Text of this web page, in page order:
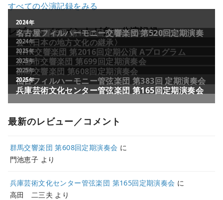
すべての公演記録をみる
レビュー／コメントが多い公演記録
最新のレビュー／コメント
群馬交響楽団 第608回定期演奏会 に
門池恵子 より
兵庫芸術文化センター管弦楽団 第165回定期演奏会 に
高田 二三夫 より